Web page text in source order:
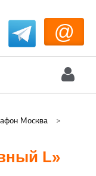
@
Москва
>
L»